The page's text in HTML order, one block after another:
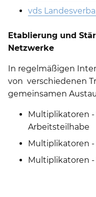
vds
Etablierung und
Netzwerke
In regelmäßigen
von verschiedenen
gemeinsamen
Multiplikatoren
Arbeitsteilhabe
Multiplikatoren
Multiplikatoren